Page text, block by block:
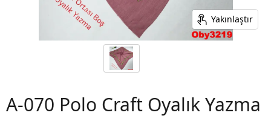
Yakınlaştır
A-070 Polo Craft Oyalık Yazma